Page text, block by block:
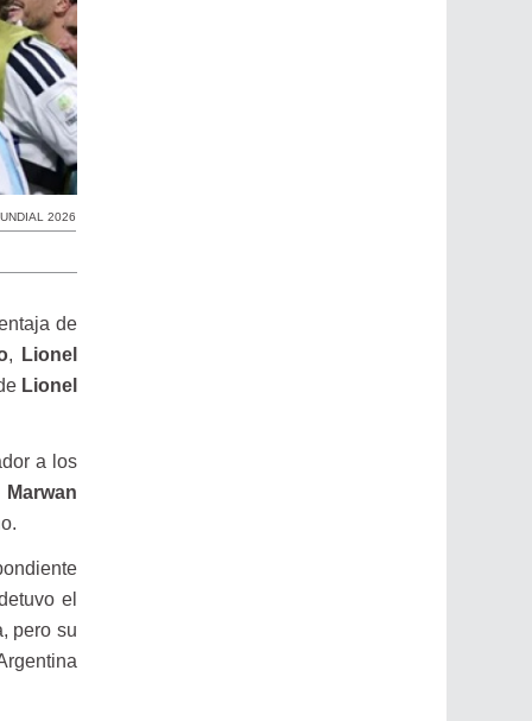
2026
de
, Lionel
Lionel
a los
Marwan
el
pero su